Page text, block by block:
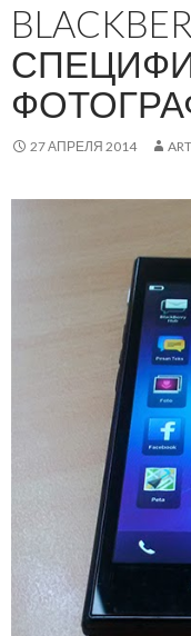
27 АПРЕЛЯ 2014